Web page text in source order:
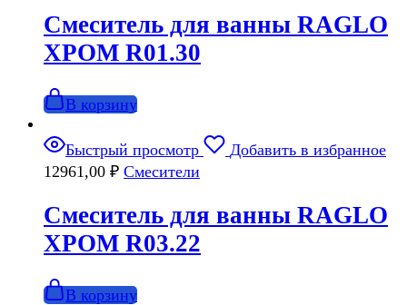
Смеситель для ванны RAGLO
ХРОМ R01.30
В корзину
Быстрый просмотр
Добавить в избранное
12961,00 ₽ Смесители
Смеситель для ванны RAGLO
ХРОМ R03.22
В корзину